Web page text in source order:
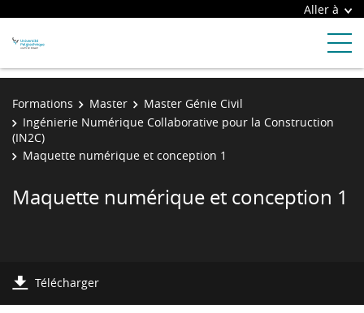
Aller à
Formations Master
Master Génie Civil
Ingénierie Numérique Collaborative pour la Construction
(IN2C)
Maquette numérique et conception 1
Maquette numérique et conception 1
Télécharger